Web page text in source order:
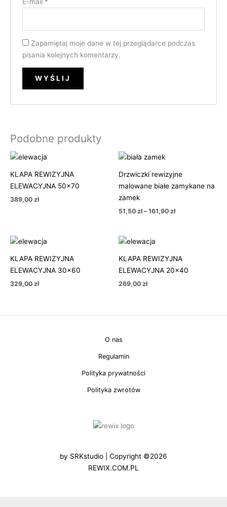
Zapamiętaj moje dane w tej przeglądarce podczas
pisania kolejnych komentarzy.
Podobne produkty
KLAPA REWIZYJNA
ELEWACYJNA 50×70
389,00 zł
Drzwiczki rewizyjne
malowane białe zamykane na
zamek
51,50 zł – 161,90 zł
od
51,50 zł
do
KLAPA REWIZYJNA
ELEWACYJNA 30×60
329,00 zł
KLAPA REWIZYJNA
ELEWACYJNA 20×40
269,00 zł
O nas
Regulamin
Polityka prywatności
Polityka zwrotów
by SRKstudio | Copyright ©2026
REWIX.COM.PL